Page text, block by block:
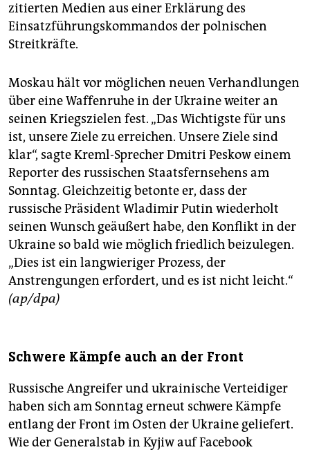
zitierten Medien aus einer Erklärung des
Einsatzführungskommandos der polnischen
Streitkräfte.
Moskau hält vor möglichen neuen Verhandlungen
über eine Waffenruhe in der Ukraine weiter an
seinen Kriegszielen fest. „Das Wichtigste für uns
ist, unsere Ziele zu erreichen. Unsere Ziele sind
klar“, sagte Kreml-Sprecher Dmitri Peskow einem
Reporter des russischen Staatsfernsehens am
Sonntag. Gleichzeitig betonte er, dass der
russische Präsident Wladimir Putin wiederholt
seinen Wunsch geäußert habe, den Konflikt in der
Ukraine so bald wie möglich friedlich beizulegen.
„Dies ist ein langwieriger Prozess, der
Anstrengungen erfordert, und es ist nicht leicht.“
(ap/dpa)
Schwere Kämpfe auch an der Front
Russische Angreifer und ukrainische Verteidiger
haben sich am Sonntag erneut schwere Kämpfe
entlang der Front im Osten der Ukraine geliefert.
Wie der Generalstab in Kyjiw auf Facebook